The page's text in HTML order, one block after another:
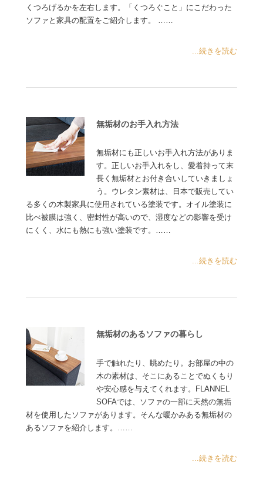
くつろげるかを左右します。「くつろぐこと」にこだわった
ソファと家具の配置をご紹介します。 ……
...続きを読む
無垢材のお手入れ方法
無垢材にも正しいお手入れ方法がありま
す。正しいお手入れをし、愛着持って末
長く無垢材とお付き合いしていきましょ
う。ウレタン素材は、日本で販売してい
る多くの木製家具に使用されている塗装です。オイル塗装に
比べ被膜は強く、密封性が高いので、湿度などの影響を受け
にくく、水にも熱にも強い塗装です。……
...続きを読む
無垢材のあるソファの暮らし
手で触れたり、眺めたり。お部屋の中の
木の素材は、そこにあることでぬくもり
や安心感を与えてくれます。FLANNEL
SOFAでは、ソファの一部に天然の無垢
材を使用したソファがあります。そんな暖かみある無垢材の
あるソファを紹介します。……
...続きを読む